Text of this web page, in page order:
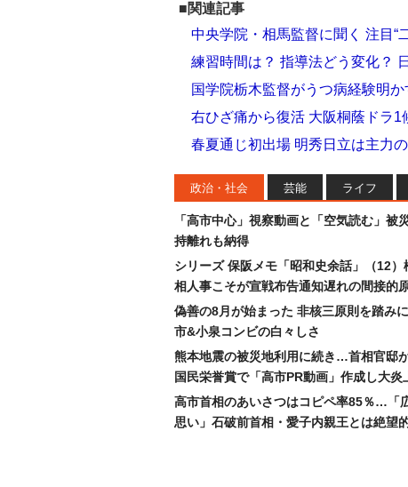
■関連記事
中央学院・相馬監督に聞く 注目“
練習時間は？ 指導法どう変化？
国学院栃木監督がうつ病経験明
右ひざ痛から復活 大阪桐蔭ドラ1
春夏通じ初出場 明秀日立は主力
政治・社会 芸能 ライフ
「高市中心」視察動画と「空気読む」被
持離れも納得
シリーズ 保阪メモ「昭和史余話」（12）
相人事こそが宣戦布告通知遅れの間接的
偽善の8月が始まった 非核三原則を踏み
市&小泉コンビの白々しさ
熊本地震の被災地利用に続き…首相官邸
国民栄誉賞で「高市PR動画」作成し大炎
高市首相のあいさつはコピペ率85％…「
思い」石破前首相・愛子内親王とは絶望